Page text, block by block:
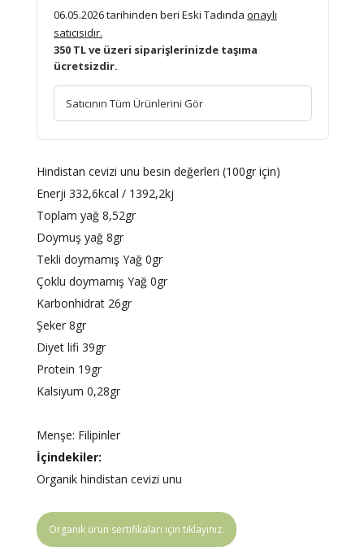
06.05.2026 tarihinden beri Eski Tadında onaylı
satıcısıdır.
350 TL ve üzeri siparişlerinizde taşıma
ücretsizdir.
Satıcının Tüm Ürünlerini Gör
Hindistan cevizi unu besin değerleri (100gr için)
Enerji 332,6kcal / 1392,2kj
Toplam yağ 8,52gr
Doymuş yağ 8gr
Tekli doymamış Yağ 0gr
Çoklu doymamış Yağ 0gr
Karbonhidrat 26gr
Şeker 8gr
Diyet lifi 39gr
Protein 19gr
Kalsiyum 0,28gr
Menşe: Filipinler
İçindekiler:
Organik hindistan cevizi unu
Organik ürün sertifikaları için tıklayınız.